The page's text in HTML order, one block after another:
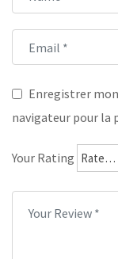
Enregistrer
navigateur pour la
Your Rating